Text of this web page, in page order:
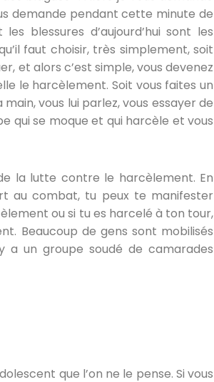
demande pendant cette minute de
blessures d’aujourd’hui sont les
faut choisir, très simplement, soit
et alors c’est simple, vous devenez
le harcèlement. Soit vous faites un
vous lui parlez, vous essayer de
qui se moque et qui harcèle et vous
la lutte contre le harcèlement. En
au combat, tu peux te manifester
ou si tu es harcelé à ton tour,
Beaucoup de gens sont mobilisés
a un groupe soudé de camarades
que l’on ne le pense. Si vous